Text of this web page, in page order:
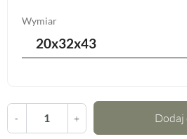
Wymiar
- + Dodaj